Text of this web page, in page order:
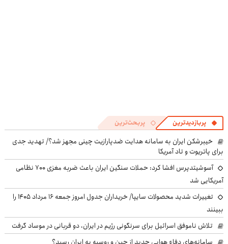
پربازدیدترین پربحث‌ترین
خیبرشکن ایران به سامانه هدایت ضدپارازیت چینی مجهز شد؟/ تهدید جدی
برای پاتریوت و تاد آمریکا
آسوشیتدپرس افشا کرد: حملات سنگین ایران باعث ضربه مغزی ۷۰۰ نظامی
آمریکایی شد
تغییرات شدید محصولات سایپا/ خریداران جدول امروز جمعه ۱۶ مرداد ۱۴۰۵ را
ببینند
تلاش ناموفق اسرائیل برای سرنگونی رژیم در ایران، دو قربانی در موساد گرفت